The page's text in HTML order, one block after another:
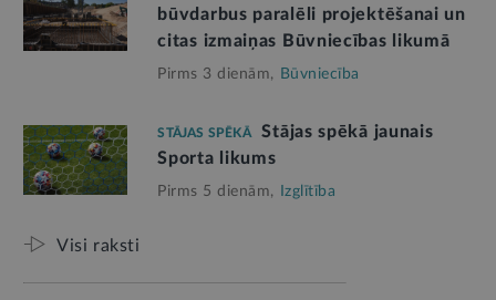
būvdarbus paralēli projektēšanai un
citas izmaiņas Būvniecības likumā
Pirms 3 dienām, Būvniecība
STĀJAS SPĒKĀ
Stājas spēkā jaunais
Sporta likums
Pirms 5 dienām, Izglītība
Visi raksti